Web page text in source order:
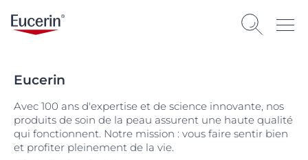
Eucerin
Avec 100 ans d'expertise et de science innovante, nos
produits de soin de la peau assurent une haute qualité
qui fonctionnent. Notre mission : vous faire sentir bien
et profiter pleinement de la vie.